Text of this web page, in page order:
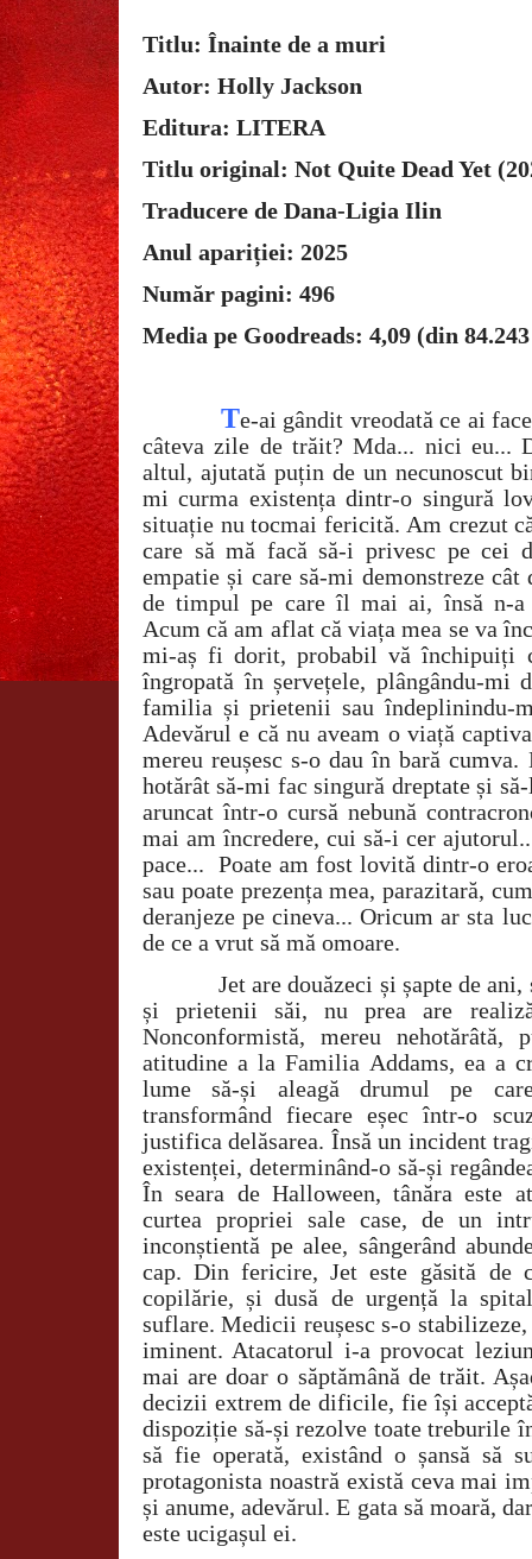
Titlu: Înainte de a muri
Autor: Holly Jackson
Editura: LITERA
Titlu original: Not Quite Dead Yet
Traducere de Dana-Ligia Ilin
Anul apariției: 2025
Număr pagini: 496
Media pe Goodreads: 4,09 (din
Te-ai gândit vreodată ce ai
câteva zile de trăit? Mda... nici eu...
altul, ajutată puțin de un necunoscut
mi curma existența dintr-o singură
situație nu tocmai fericită. Am crezut
care să mă facă să-i privesc pe cei
empatie și care să-mi demonstreze
de timpul pe care îl mai ai, însă n-a
Acum că am aflat că viața mea se va
mi-aș fi dorit, probabil vă închipuiți
îngropată în șervețele, plângându-mi
familia și prietenii sau îndeplinindu-
Adevărul e că nu aveam o viață
mereu reușesc s-o dau în bară
hotărât să-mi fac singură dreptate și
aruncat într-o cursă nebună
mai am încredere, cui să-i cer
pace... Poate am fost lovită dintr-o
sau poate prezența mea, parazitară,
deranjeze pe cineva... Oricum ar sta
de ce a vrut să mă omoare.
Jet are douăzeci și șapte de
și prietenii săi, nu prea are
Nonconformistă, mereu nehotărâtă,
atitudine a la Familia Addams, ea a
lume să-și aleagă drumul pe
transformând fiecare eșec într-o
justifica delăsarea. Însă un incident
existenței, determinând-o să-și
În seara de Halloween, tânăra este
curtea propriei sale case, de un
inconștientă pe alee, sângerând
cap. Din fericire, Jet este găsită de
copilărie, și dusă de urgență la
suflare. Medicii reușesc s-o
iminent. Atacatorul i-a provocat
mai are doar o săptămână de trăit.
decizii extrem de dificile, fie își
dispoziție să-și rezolve toate treburile
să fie operată, existând o șansă să
protagonista noastră există ceva mai
și anume, adevărul. E gata să moară,
este ucigașul ei.